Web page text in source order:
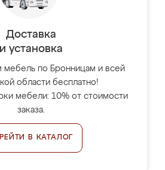
Доставка
и установка
мебель по Бронницам и всей
области бесплатно!
мебели: 10% от стоимости
заказа.
В КАТАЛОГ